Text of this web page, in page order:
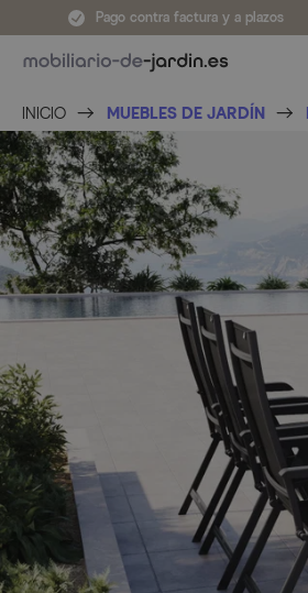
Ir al contenidoPago contra factura y a plazos
INICIO MUEBLES DE JARDÍN